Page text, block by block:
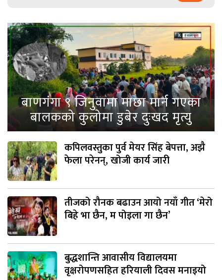
बाणगंगा ९ जिनुवामा माछा मार्न गएका
बालकको कुलोमा डुबेर दुःखद मृत्यु
कपिलवस्तुका पुर्व मेयर सिंह बेपत्ता, अझै
फेला परेनन्, खोजी कार्य जारी
तीजको रौनक बढाउन आयो नयाँ गीत ‘मेरो
बिहे भा छैन, म पोइला गा छैन’
बुद्धशान्ति आवासीय विद्यालयमा
वृक्षरोपणसहित हरियाली दिवस मनाइयो